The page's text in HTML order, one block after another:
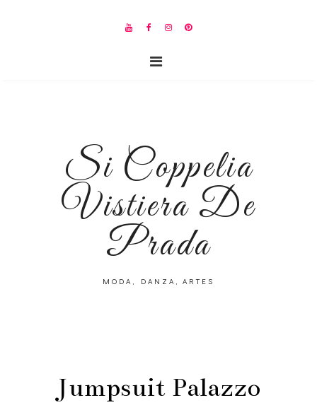
Si Coppelia
Vistiera De
Prada
MODA, DANZA, ARTES
Jumpsuit Palazzo